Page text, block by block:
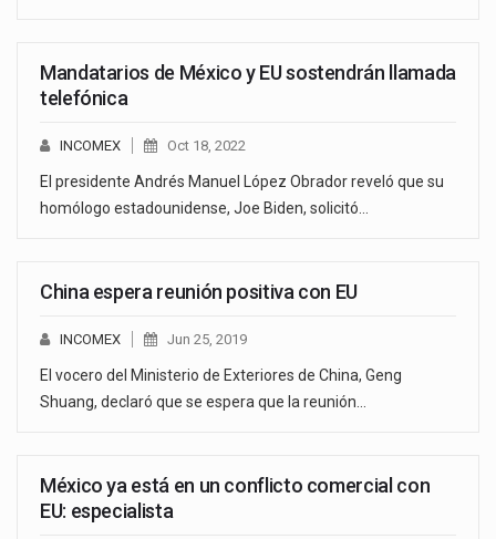
Mandatarios de México y EU sostendrán llamada
telefónica
INCOMEX Oct 18, 2022
El presidente Andrés Manuel López Obrador reveló que su
homólogo estadounidense, Joe Biden, solicitó…
China espera reunión positiva con EU
INCOMEX Jun 25, 2019
El vocero del Ministerio de Exteriores de China, Geng
Shuang, declaró que se espera que la reunión…
México ya está en un conflicto comercial con
EU: especialista